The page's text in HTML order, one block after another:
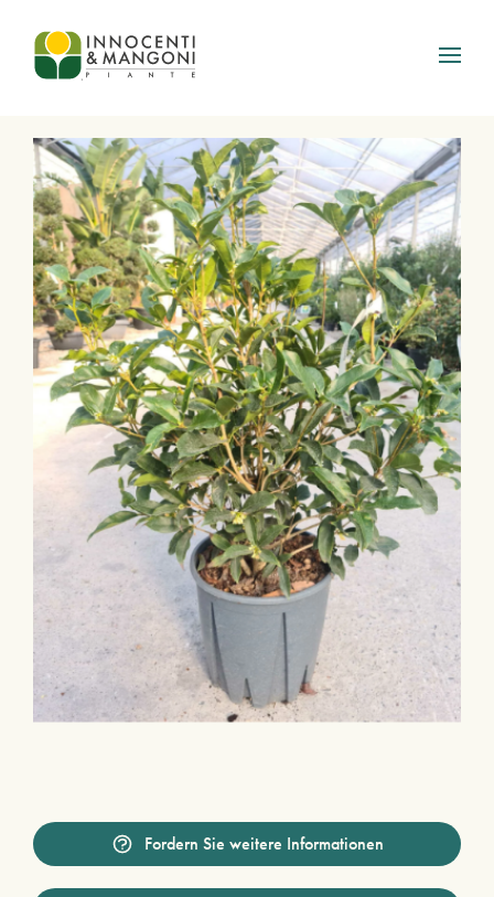
Skip to main content
Fordern Sie weitere Informationen